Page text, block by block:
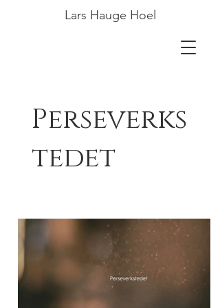
Lars Hauge Hoel
Perseverks
tedet